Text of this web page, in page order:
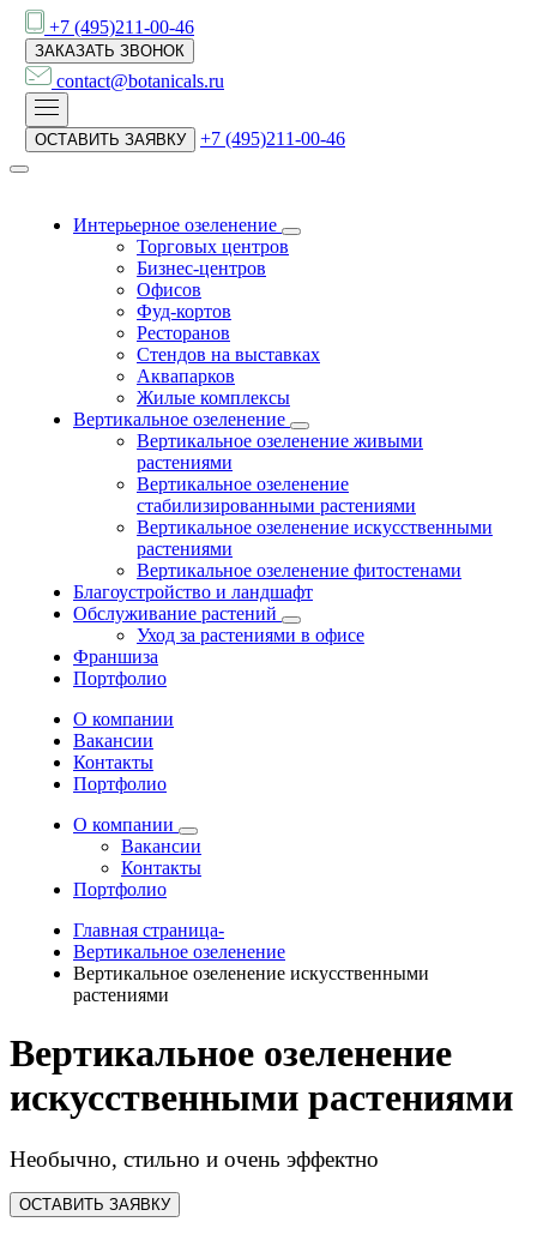
+7 (495)211-00-46
ЗАКАЗАТЬ ЗВОНОК
contact@botanicals.ru
ОСТАВИТЬ ЗАЯВКУ +7 (495)211-00-46
Интерьерное озеленение
Торговых центров
Бизнес-центров
Офисов
Фуд-кортов
Ресторанов
Стендов на выставках
Аквапарков
Жилые комплексы
Вертикальное озеленение
Вертикальное озеленение живыми
растениями
Вертикальное озеленение
стабилизированными растениями
Вертикальное озеленение искусственными
растениями
Вертикальное озеленение фитостенами
Благоустройство и ландшафт
Обслуживание растений
Уход за растениями в офисе
Франшиза
Портфолио
О компании
Вакансии
Контакты
Портфолио
О компании
Вакансии
Контакты
Портфолио
Главная страница-
Вертикальное озеленение
Вертикальное озеленение искусственными
растениями
Вертикальное озеленение
искусственными растениями
Необычно, стильно и очень эффектно
ОСТАВИТЬ ЗАЯВКУ